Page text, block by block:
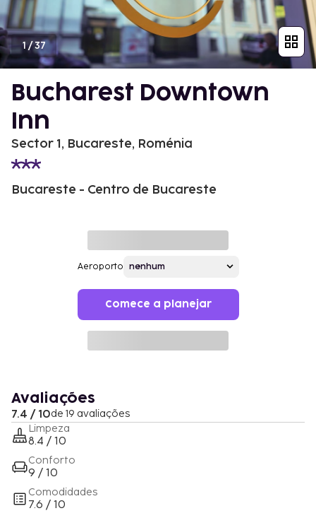
1/37
Bucharest Downtown
Inn
Sector 1, Bucareste, Roménia
Bucareste - Centro de Bucareste
Aeroporto
Comece a planejar
Avaliações
7.4 / 10de 19 avaliações
Limpeza
8.4 / 10
Conforto
9 / 10
Comodidades
7.6 / 10